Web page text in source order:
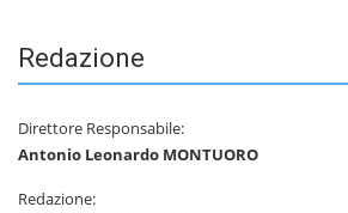
Redazione
Direttore Responsabile:
Antonio Leonardo MONTUORO
Redazione: